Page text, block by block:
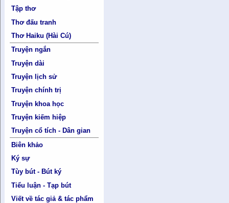
Tập thơ
Thơ đấu tranh
Thơ Haiku (Hài Cú)
Truyện ngắn
Truyện dài
Truyện lịch sử
Truyện chính trị
Truyện khoa học
Truyện kiếm hiệp
Truyện cổ tích - Dân gian
Biên khảo
Ký sự
Tùy bút - Bút ký
Tiểu luận - Tạp bút
Viết về tác giả & tác phẩm